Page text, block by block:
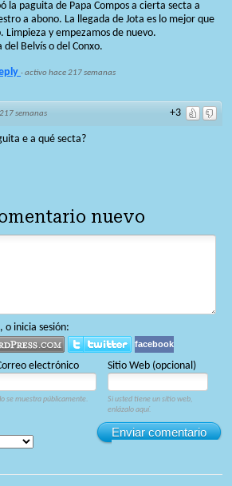
la paguita de Papa Compos a cierta secta a
a abono. La llegada de Jota es lo mejor que
Limpieza y empezamos de nuevo.
Belvís o del Conxo.
·activo hace 217 semanas
+3
semanas
e a qué secta?
nuevo
inicia sesión:
facebook
electrónico Sitio Web (opcional)
se muestra públicamente.
Si usted tiene un sitio web,
enlázalo aquí.
Enviar comentario